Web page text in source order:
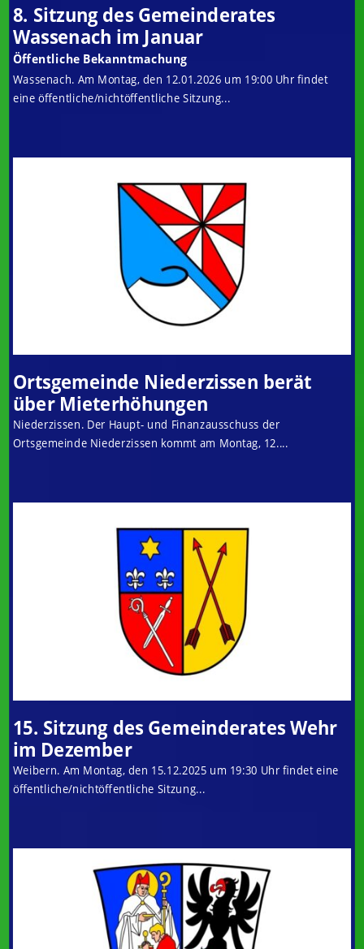
8. Sitzung des Gemeinderates
Wassenach im Januar
Öffentliche Bekanntmachung
Wassenach. Am Montag, den 12.01.2026 um 19:00 Uhr findet
eine öffentliche/nichtöffentliche Sitzung...
Ortsgemeinde Niederzissen berät
über Mieterhöhungen
Niederzissen. Der Haupt- und Finanzausschuss der
Ortsgemeinde Niederzissen kommt am Montag, 12....
15. Sitzung des Gemeinderates Wehr
im Dezember
Weibern. Am Montag, den 15.12.2025 um 19:30 Uhr findet eine
öffentliche/nichtöffentliche Sitzung...